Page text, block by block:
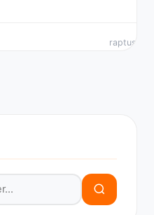
raptus